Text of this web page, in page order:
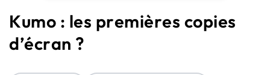
Solutions
Ressources
Audit SEO
Kumo : les premières copies
d’écran ?